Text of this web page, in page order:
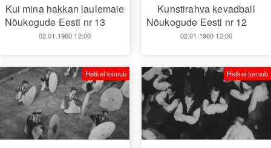
Kui mina hakkan laulemaie
Nõukogude Eesti nr 13
02.01.1960 12:00
Kunstirahva kevadball
Nõukogude Eesti nr 12
02.01.1960 12:00
Hetkel toimub Hetkel toimub